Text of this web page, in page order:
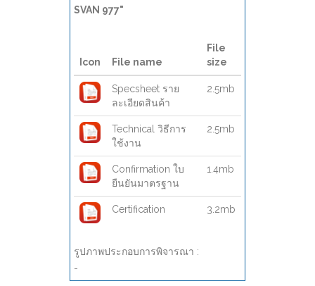
SVAN 977"
Icon File name
File
size
Specsheet ราย
ละเอียดสินค้า
2.5mb
Technical วิธีการ
ใช้งาน
2.5mb
Confirmation ใบ
ยืนยันมาตรฐาน
1.4mb
Certification 3.2mb
รูปภาพประกอบการพิจารณา :
-